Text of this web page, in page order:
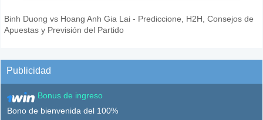
Binh Duong vs Hoang Anh Gia Lai - Prediccione, H2H, Consejos de
Apuestas y Previsión del Partido
Publicidad
Bonus de ingreso
Bono de bienvenida del 100%